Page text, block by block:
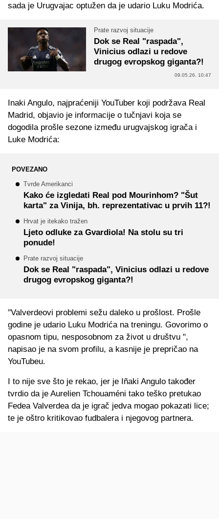
sada je Urugvajac optužen da je udario Luku Modrića.
Prate razvoj situacije
Dok se Real "raspada",
Vinicius odlazi u redove
drugog evropskog giganta?!
09.05.26. 10:47
Inaki Angulo, najpraćeniji YouTuber koji podržava Real
Madrid, objavio je informacije o tučnjavi koja se
dogodila prošle sezone između urugvajskog igrača i
Luke Modrića:
POVEZANO
Tvrde Amerikanci
Kako će izgledati Real pod Mourinhom? "Šut
karta" za Vinija, bh. reprezentativac u prvih 11?!
Hrvat je itekako tražen
Ljeto odluke za Gvardiola! Na stolu su tri
ponude!
Prate razvoj situacije
Dok se Real "raspada", Vinicius odlazi u redove
drugog evropskog giganta?!
"Valverdeovi problemi sežu daleko u prošlost. Prošle
godine je udario Luku Modrića na treningu. Govorimo o
opasnom tipu, nesposobnom za život u društvu ",
napisao je na svom profilu, a kasnije je prepričao na
YouTubeu.
I to nije sve što je rekao, jer je Iñaki Angulo također
tvrdio da je Aurelien Tchouaméni tako teško pretukao
Fedea Valverdea da je igrač jedva mogao pokazati lice;
te je oštro kritikovao fudbalera i njegovog partnera.